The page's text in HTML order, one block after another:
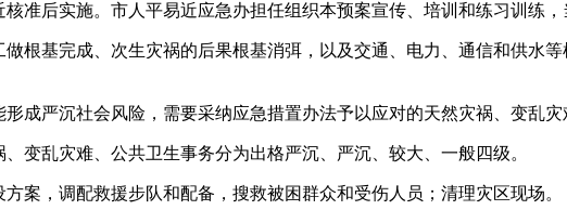
后实施。市人平易近应急办担任组织本预案宣传、培训和练习训练，
基完成、次生灾祸的后果根基消弭，以及交通、电力、通信和供水
严沉社会风险，需要采纳应急措置办法予以应对的天然灾祸、变乱灾
乱灾难、公共卫生事务分为出格严沉、严沉、较大、一般四级。
，调配救援步队和配备，搜救被困群众和受伤人员；清理灾区现场。